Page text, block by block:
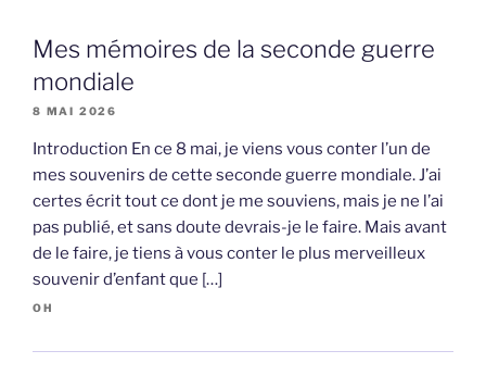
Mes mémoires de la seconde guerre
mondiale
8 MAI 2026
Introduction En ce 8 mai, je viens vous conter l’un de
mes souvenirs de cette seconde guerre mondiale. J’ai
certes écrit tout ce dont je me souviens, mais je ne l’ai
pas publié, et sans doute devrais-je le faire. Mais avant
de le faire, je tiens à vous conter le plus merveilleux
souvenir d’enfant que […]
OH